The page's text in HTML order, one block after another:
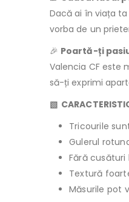
Dacă ai în viața
vorba de un
🎉 Poartă-ți
Valencia CF este
să-ți exprimi
▧
Tricourile
Gulerul
Fără
Textură
Măsurile pot